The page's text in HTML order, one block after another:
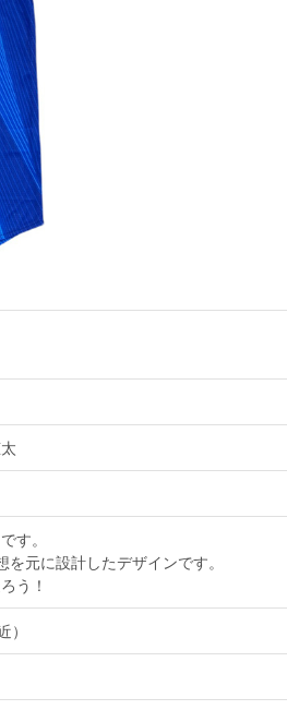
す。
元に設計したデザインです。
う！